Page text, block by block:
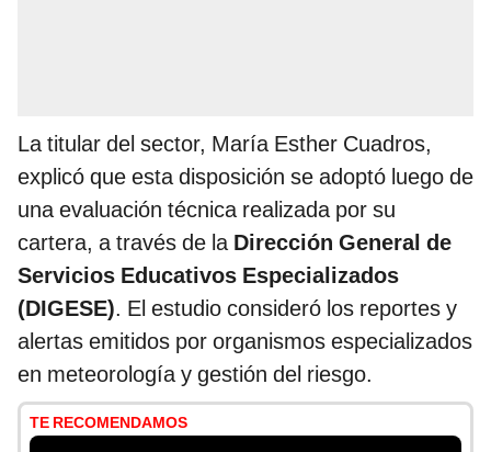
La titular del sector, María Esther Cuadros,
explicó que esta disposición se adoptó luego de
una evaluación técnica realizada por su
cartera, a través de la Dirección General de
Servicios Educativos Especializados
(DIGESE). El estudio consideró los reportes y
alertas emitidos por organismos especializados
en meteorología y gestión del riesgo.
TE RECOMENDAMOS